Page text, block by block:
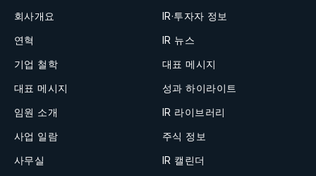
회사개요
연혁
기업 철학
대표 메시지
임원 소개
사업 일람
사무실
IR·투자자 정보
IR 뉴스
대표 메시지
성과 하이라이트
IR 라이브러리
주식 정보
IR 캘린더